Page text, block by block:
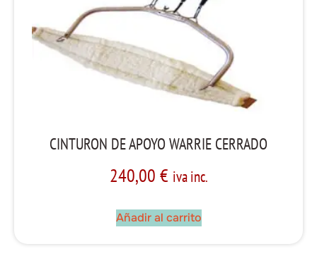
CINTURON DE APOYO WARRIE CERRADO
240,00 € iva inc.
Añadir al carrito